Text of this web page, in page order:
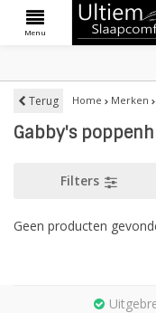
Menu
Terug Home Merken
Gabby's
Filters
Geen producten